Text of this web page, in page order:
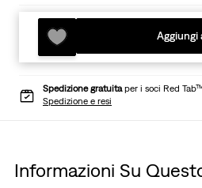
Aggiungi
Spedizione gratuitaper i soci Red
Spedizione e resi
Informazioni Su